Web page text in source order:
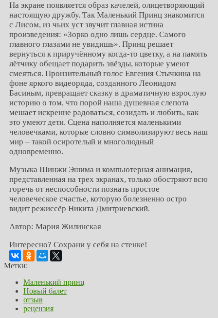
На экране появляется образ качелей, олицетворяющий
настоящую дружбу. Так Маленький Принц знакомится
с Лисом, из чьих уст звучит главная истина
произведения: «Зорко одно лишь сердце. Самого
главного глазами не увидишь». Принц решает
вернуться к приручённому когда-то цветку, а на память
лётчику обещает подарить звёзды, которые умеют
смеяться. Пронзительный голос Евгения Стычкина на
фоне яркого видеоряда, созданного Леонидом
Басиным, превращает сказку в драматичную взрослую
историю о том, что порой наша душевная слепота
мешает искренне радоваться, созидать и любить, как
это умеют дети. Сцена наполняется маленькими
человечками, которые словно символизируют весь наш
мир – такой осиротелый и многолюдный
одновременно.
Музыка Шинжи Эшима и компьютерная анимация,
представленная на трех экранах, только обостряют всю
горечь от неспособности познать простое
человеческое счастье, которую болезненно остро
видит режиссёр Никита Дмитриевский.
Автор: Мария Жилинская
Интересно? Сохрани у себя на стенке!
Метки:
Маленький принц
Новый балет
отзыв
рецензия